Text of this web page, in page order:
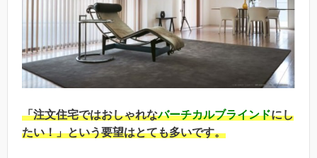
「注文住宅ではおしゃれなバーチカルブラインドにし
たい！」という要望はとても多いです。